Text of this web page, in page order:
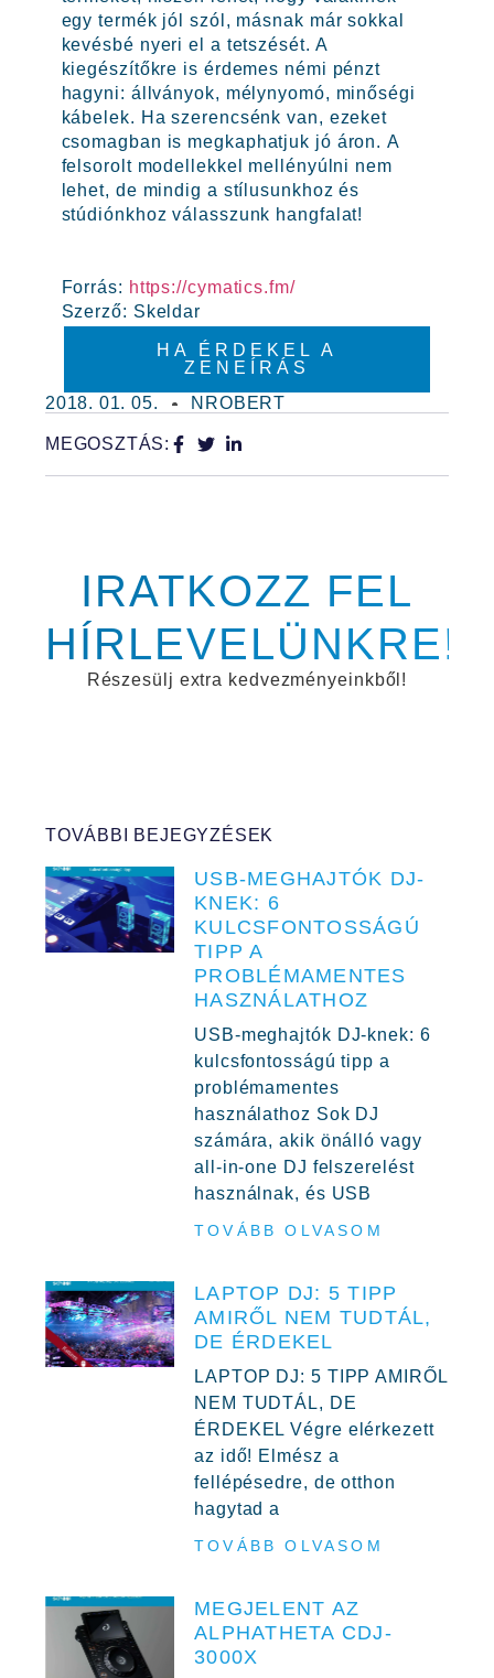
egy termék jól szól, másnak már sokkal
kevésbé nyeri el a tetszését. A
kiegészítőkre is érdemes némi pénzt
hagyni: állványok, mélynyomó, minőségi
kábelek. Ha szerencsénk van, ezeket
csomagban is megkaphatjuk jó áron. A
felsorolt modellekkel mellényúlni nem
lehet, de mindig a stílusunkhoz és
stúdiónkhoz válasszunk hangfalat!
Forrás: https://cymatics.fm/
Szerző: Skeldar
HA ÉRDEKEL A
ZENEÍRÁS
2018. 01. 05.
NROBERT
MEGOSZTÁS:
IRATKOZZ FEL
HÍRLEVELÜNKRE!
Részesülj extra kedvezményeinkből!
TOVÁBBI BEJEGYZÉSEK
USB-MEGHAJTÓK DJ-
KNEK: 6
KULCSFONTOSSÁGÚ
TIPP A
PROBLÉMAMENTES
HASZNÁLATHOZ
USB-meghajtók DJ-knek: 6
kulcsfontosságú tipp a
problémamentes
használathoz Sok DJ
számára, akik önálló vagy
all-in-one DJ felszerelést
használnak, és USB
TOVÁBB OLVASOM
LAPTOP DJ: 5 TIPP
AMIRŐL NEM TUDTÁL,
DE ÉRDEKEL
LAPTOP DJ: 5 TIPP AMIRŐL
NEM TUDTÁL, DE
ÉRDEKEL Végre elérkezett
az idő! Elmész a
fellépésedre, de otthon
hagytad a
TOVÁBB OLVASOM
MEGJELENT AZ
ALPHATHETA CDJ-
3000X